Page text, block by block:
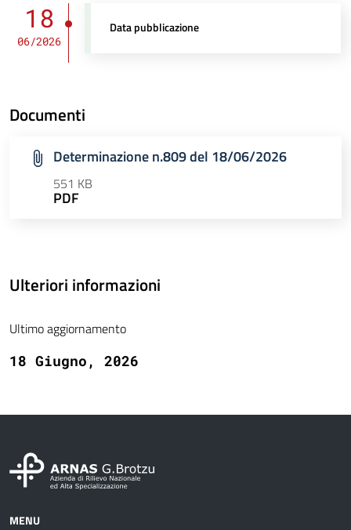
18
06/2026
Data pubblicazione
Documenti
Determinazione n.809 del 18/06/2026
551 KB
PDF
Ulteriori informazioni
Ultimo aggiornamento
18 Giugno, 2026
MENU